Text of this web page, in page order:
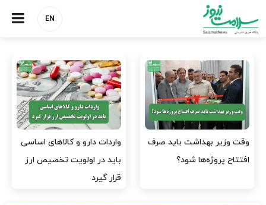
EN
وقت وزیر بهداشت باید صرف
افتتاح پروژه‌ها شود؟
واردات دارو و کالاهای اساسی
باید در اولویت تخصیص ارز
قرار گیرد